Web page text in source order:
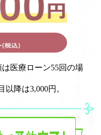
医療ローン55回の場
降は3,000円。